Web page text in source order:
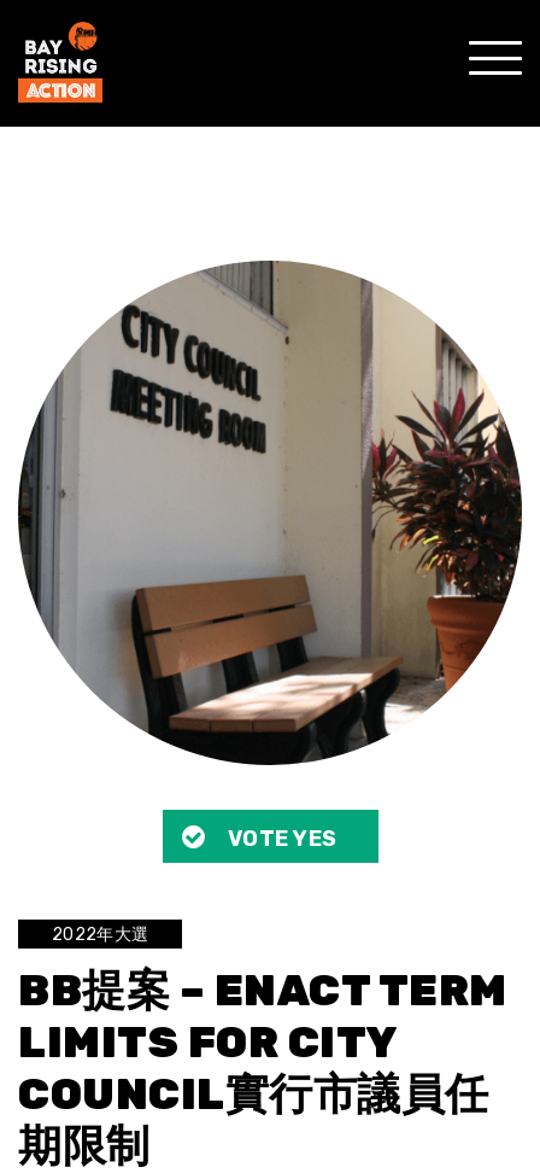
MENU
VOTE YES
2022年大選
BB提案 – ENACT TERM
LIMITS FOR CITY
COUNCIL實行市議員任
期限制